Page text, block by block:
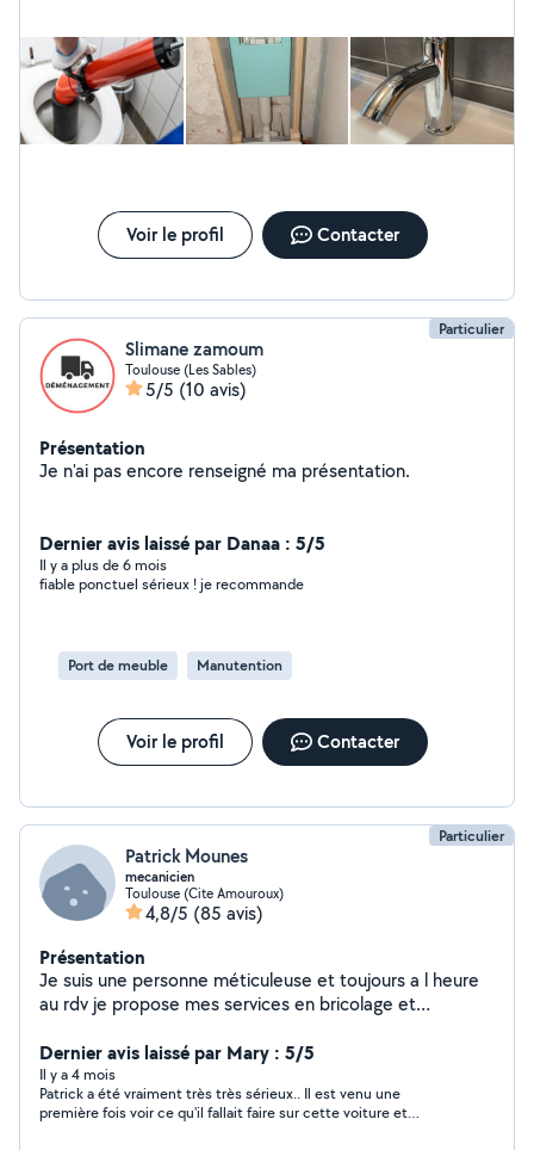
Voir le profil Contacter
Particulier
Slimane zamoum
Toulouse (Les Sables)
5/5 (10 avis)
Présentation
Je n'ai pas encore renseigné ma présentation.
Dernier avis laissé par Danaa : 5/5
Il y a plus de 6 mois
fiable ponctuel sérieux ! je recommande
Port de meuble Manutention
Voir le profil Contacter
Particulier
Patrick Mounes
mecanicien
Toulouse (Cite Amouroux)
4,8/5 (85 avis)
Présentation
Je suis une personne méticuleuse et toujours a l heure
au rdv je propose mes services en bricolage et
Dernier avis laissé par Mary : 5/5
Il y a 4 mois
Patrick a été vraiment très très sérieux.. Il est venu une
première fois voir ce qu'il fallait faire sur cette voiture et